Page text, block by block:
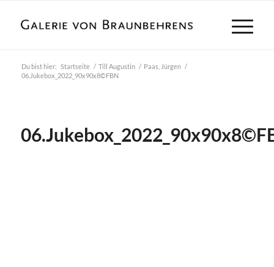
Du bist hier: Startseite / Till Augustin / Paas, Jürgen /
06.Jukebox_2022_90x90x8©FBN